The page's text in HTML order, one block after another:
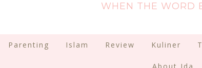
WHEN THE WORD
Parenting Islam Review Kuliner
About Ida